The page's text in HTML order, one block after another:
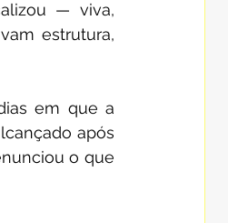
— viva,
estrutura,
em que a
após
o que